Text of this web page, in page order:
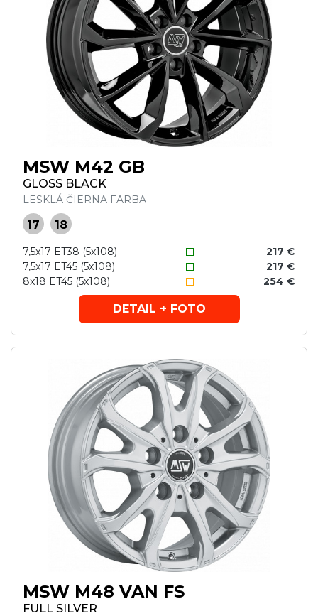
MSW M42 GB
GLOSS BLACK
LESKLÁ ČIERNA FARBA
17 18
7,5x17 ET38 (5x108)
217 €
7,5x17 ET45 (5x108)
217 €
8x18 ET45 (5x108)
254 €
DETAIL + FOTO
MSW M48 VAN FS
FULL SILVER